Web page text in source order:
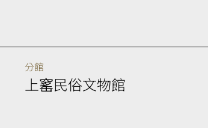
分館
上窰民俗文物館